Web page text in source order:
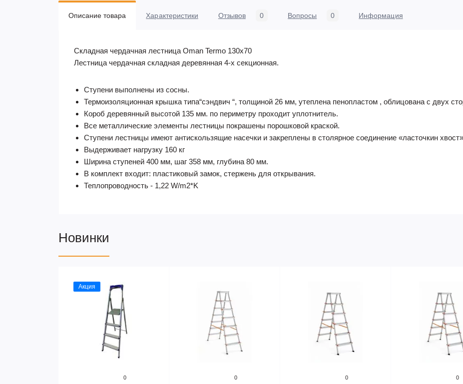
Описание товара Характеристики Отзывов 0 Вопросы 0 Информация
Складная чердачная лестница Oman Termo 130x70
Лестница чердачная складная деревянная 4-х секционная.
Ступени выполнены из сосны.
Термоизоляционная крышка типа“сэндвич “, толщиной 26 мм, утеплена пенопластом , облицована с двух
Короб деревянный высотой 135 мм. по периметру проходит уплотнитель.
Все металлические элементы лестницы покрашены порошковой краской.
Ступени лестницы имеют антискользящие насечки и закреплены в столярное соединение «ласточкин хвост»
Выдерживает нагрузку 160 кг
Ширина ступеней 400 мм, шаг 358 мм, глубина 80 мм.
В комплект входит: пластиковый замок, стержень для открывания.
Теплопроводность - 1,22 W/m2*K
Новинки
Акция
0 0 0 0